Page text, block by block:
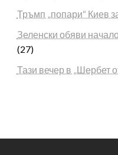
Тръмп „попари“ Киев
Зеленски обяви
(27)
Тази вечер в „Шербет